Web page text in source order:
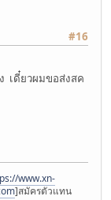
#16
เดี๋ยวผมขอส่งสค
www.xn-
]สมัครตัวแทน